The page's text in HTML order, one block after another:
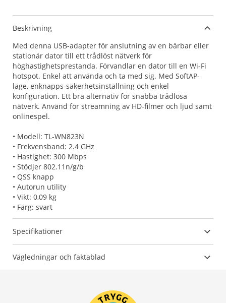
Beskrivning
Med denna USB-adapter för anslutning av en bärbar eller
stationär dator till ett trådlöst nätverk för
höghastighetsprestanda. Förvandlar en dator till en Wi-Fi
hotspot. Enkel att använda och ta med sig. Med SoftAP-
läge, enknapps-säkerhetsinställning och enkel
konfiguration. Ett bra alternativ för snabba trådlösa
nätverk. Använd för streamning av HD-filmer och ljud samt
onlinespel.
• Modell: TL-WN823N
• Frekvensband: 2.4 GHz
• Hastighet: 300 Mbps
• Stödjer 802.11n/g/b
• QSS knapp
• Autorun utility
• Vikt: 0,09 kg
• Färg: svart
Specifikationer
Vägledningar och faktablad